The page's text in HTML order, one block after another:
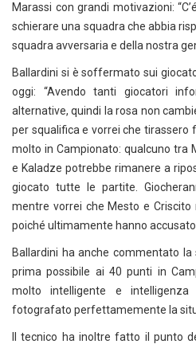
Marassi con grandi motivazioni:
schierare una squadra che abbia
squadra avversaria e della nostra
Ballardini si è soffermato sui
oggi: “Avendo tanti giocatori
alternative, quindi la rosa non
per squalifica e vorrei che tirassero
molto in Campionato: qualcuno tra
e Kaladze potrebbe rimanere a
giocato tutte le partite.
mentre vorrei che Mesto e Criscito
poiché ultimamente hanno accusato
Ballardini ha anche commentato
prima possibile ai 40 punti in
molto intelligente e
fotografato perfettamemente la
Il tecnico ha inoltre fatto il punto